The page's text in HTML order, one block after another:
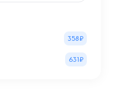
358₽
631₽